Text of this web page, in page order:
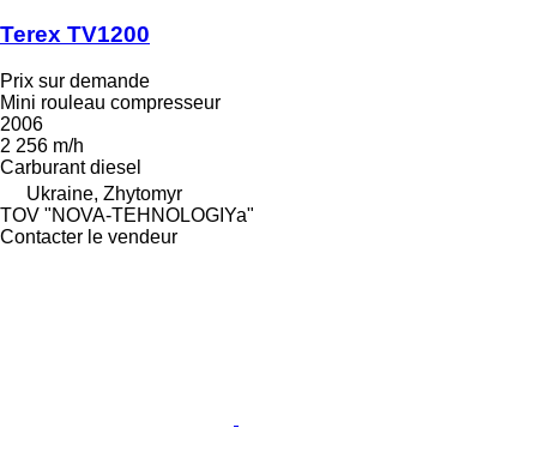
Terex TV1200
Prix sur demande
Mini rouleau compresseur
2006
2 256 m/h
Carburant diesel
Ukraine, Zhytomyr
TOV "NOVA-TEHNOLOGIYa"
Contacter le vendeur